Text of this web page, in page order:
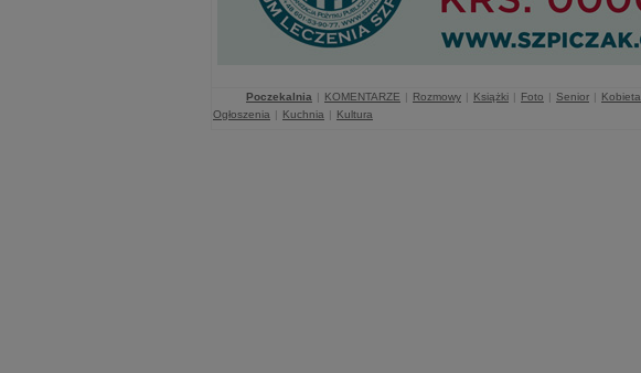
Poczekalnia | KOMENTARZE | Rozmowy | Książki | Foto | Senior | Kobieta
Ogłoszenia | Kuchnia | Kultura